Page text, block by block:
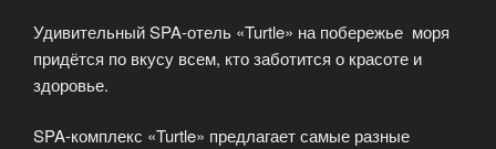
Удивительный SPA-отель «Turtle» на побережье моря
придётся по вкусу всем, кто заботится о красоте и
здоровье.
SPA-комплекс «Turtle» предлагает самые разные